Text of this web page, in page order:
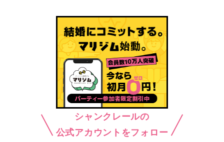
シャンクレールの
公式アカウントをフォロー